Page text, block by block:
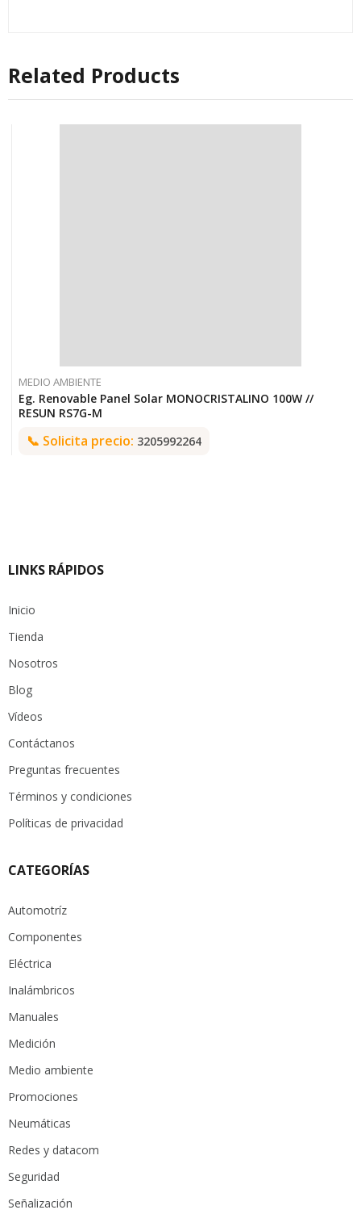
Related Products
MEDIO AMBIENTE
Eg. Renovable Panel Solar MONOCRISTALINO 100W //
RESUN RS7G-M
📞 Solicita precio: 3205992264
LINKS RÁPIDOS
Inicio
Tienda
Nosotros
Blog
Vídeos
Contáctanos
Preguntas frecuentes
Términos y condiciones
Políticas de privacidad
CATEGORÍAS
Automotríz
Componentes
Eléctrica
Inalámbricos
Manuales
Medición
Medio ambiente
Promociones
Neumáticas
Redes y datacom
Seguridad
Señalización